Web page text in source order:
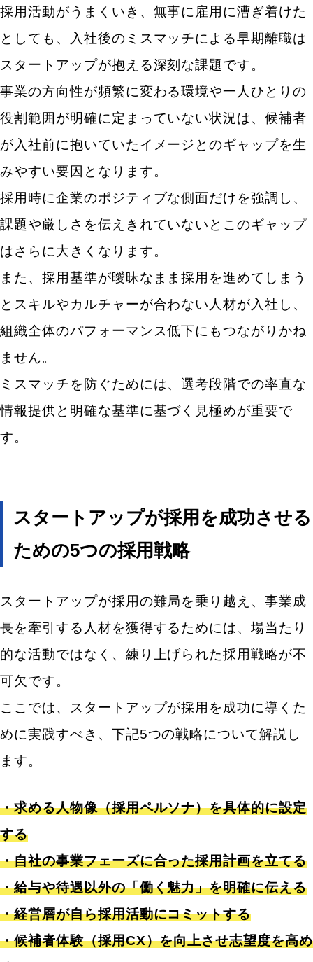
検索する
採用活動がうまくいき、無事に雇用に漕ぎ着けた
としても、入社後のミスマッチによる早期離職は
スタートアップが抱える深刻な課題です。
事業の方向性が頻繁に変わる環境や一人ひとりの
役割範囲が明確に定まっていない状況は、候補者
が入社前に抱いていたイメージとのギャップを生
みやすい要因となります。
採用時に企業のポジティブな側面だけを強調し、
課題や厳しさを伝えきれていないとこのギャップ
はさらに大きくなります。
また、採用基準が曖昧なまま採用を進めてしまう
とスキルやカルチャーが合わない人材が入社し、
組織全体のパフォーマンス低下にもつながりかね
ません。
ミスマッチを防ぐためには、選考段階での率直な
情報提供と明確な基準に基づく見極めが重要で
す。
スタートアップが採用を成功させる
ための5つの採用戦略
スタートアップが採用の難局を乗り越え、事業成
長を牽引する人材を獲得するためには、場当たり
的な活動ではなく、練り上げられた採用戦略が不
可欠です。
ここでは、スタートアップが採用を成功に導くた
めに実践すべき、下記5つの戦略について解説し
ます。
・求める人物像（採用ペルソナ）を具体的に設定
する
・自社の事業フェーズに合った採用計画を立てる
・給与や待遇以外の「働く魅力」を明確に伝える
・経営層が自ら採用活動にコミットする
・候補者体験（採用CX）を向上させ志望度を高め